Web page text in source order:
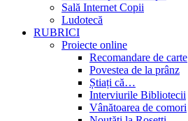
Sală Internet Copii
Ludotecă
RUBRICI
Proiecte online
Recomandare de carte
Povestea de la prânz
Știați că…
Interviurile Bibliotecii
Vânătoarea de comori